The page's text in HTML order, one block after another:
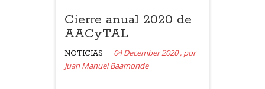
Cierre anual 2020 de
AACyTAL
NOTICIAS 04 December 2020 , por
Juan Manuel Baamonde